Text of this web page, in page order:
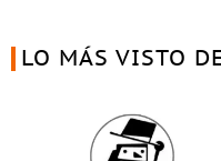
LO MÁS VISTO